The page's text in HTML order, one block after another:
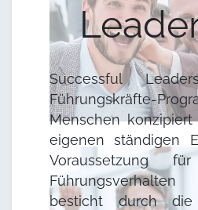
Successful
Führungskräfte-
Menschen
eigenen ständigen
Voraussetzung
besticht durch